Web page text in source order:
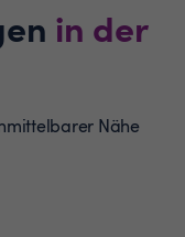
in der
Nähe